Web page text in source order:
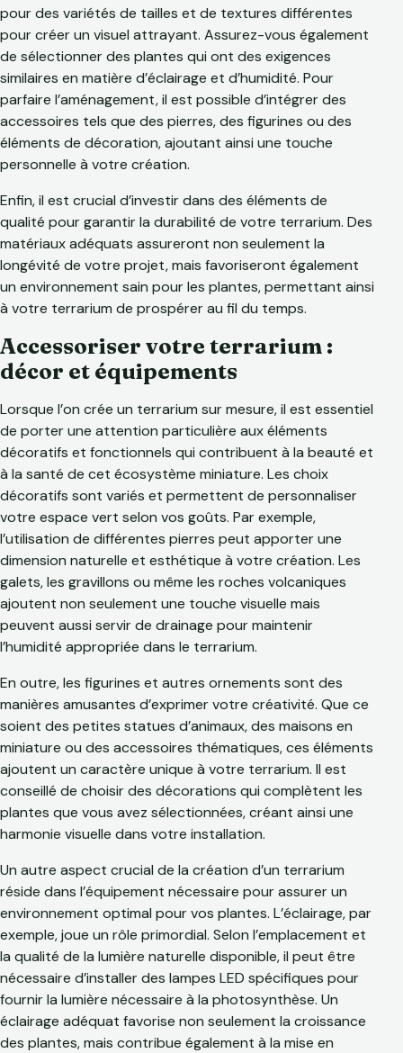
pour des variétés de tailles et de textures différentes
pour créer un visuel attrayant. Assurez-vous également
de sélectionner des plantes qui ont des exigences
similaires en matière d’éclairage et d’humidité. Pour
parfaire l’aménagement, il est possible d’intégrer des
accessoires tels que des pierres, des figurines ou des
éléments de décoration, ajoutant ainsi une touche
personnelle à votre création.
Enfin, il est crucial d’investir dans des éléments de
qualité pour garantir la durabilité de votre terrarium. Des
matériaux adéquats assureront non seulement la
longévité de votre projet, mais favoriseront également
un environnement sain pour les plantes, permettant ainsi
à votre terrarium de prospérer au fil du temps.
Accessoriser votre terrarium :
décor et équipements
Lorsque l’on crée un terrarium sur mesure, il est essentiel
de porter une attention particulière aux éléments
décoratifs et fonctionnels qui contribuent à la beauté et
à la santé de cet écosystème miniature. Les choix
décoratifs sont variés et permettent de personnaliser
votre espace vert selon vos goûts. Par exemple,
l’utilisation de différentes pierres peut apporter une
dimension naturelle et esthétique à votre création. Les
galets, les gravillons ou même les roches volcaniques
ajoutent non seulement une touche visuelle mais
peuvent aussi servir de drainage pour maintenir
l’humidité appropriée dans le terrarium.
En outre, les figurines et autres ornements sont des
manières amusantes d’exprimer votre créativité. Que ce
soient des petites statues d’animaux, des maisons en
miniature ou des accessoires thématiques, ces éléments
ajoutent un caractère unique à votre terrarium. Il est
conseillé de choisir des décorations qui complètent les
plantes que vous avez sélectionnées, créant ainsi une
harmonie visuelle dans votre installation.
Un autre aspect crucial de la création d’un terrarium
réside dans l’équipement nécessaire pour assurer un
environnement optimal pour vos plantes. L’éclairage, par
exemple, joue un rôle primordial. Selon l’emplacement et
la qualité de la lumière naturelle disponible, il peut être
nécessaire d’installer des lampes LED spécifiques pour
fournir la lumière nécessaire à la photosynthèse. Un
éclairage adéquat favorise non seulement la croissance
des plantes, mais contribue également à la mise en